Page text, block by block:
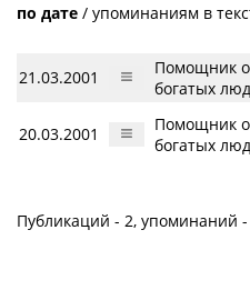
по дате / упоминаниям в
21.03.2001
Помощник
богатых
20.03.2001
Помощник
богатых
Публикаций - 2, упоминаний